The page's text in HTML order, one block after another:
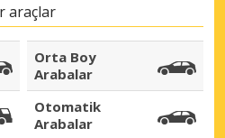
araçlar
Orta Boy
Arabalar
Otomatik
Arabalar